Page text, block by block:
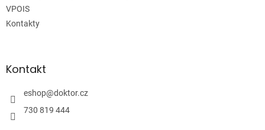
VPOIS
Kontakty
Kontakt
eshop@doktor.cz
730 819 444